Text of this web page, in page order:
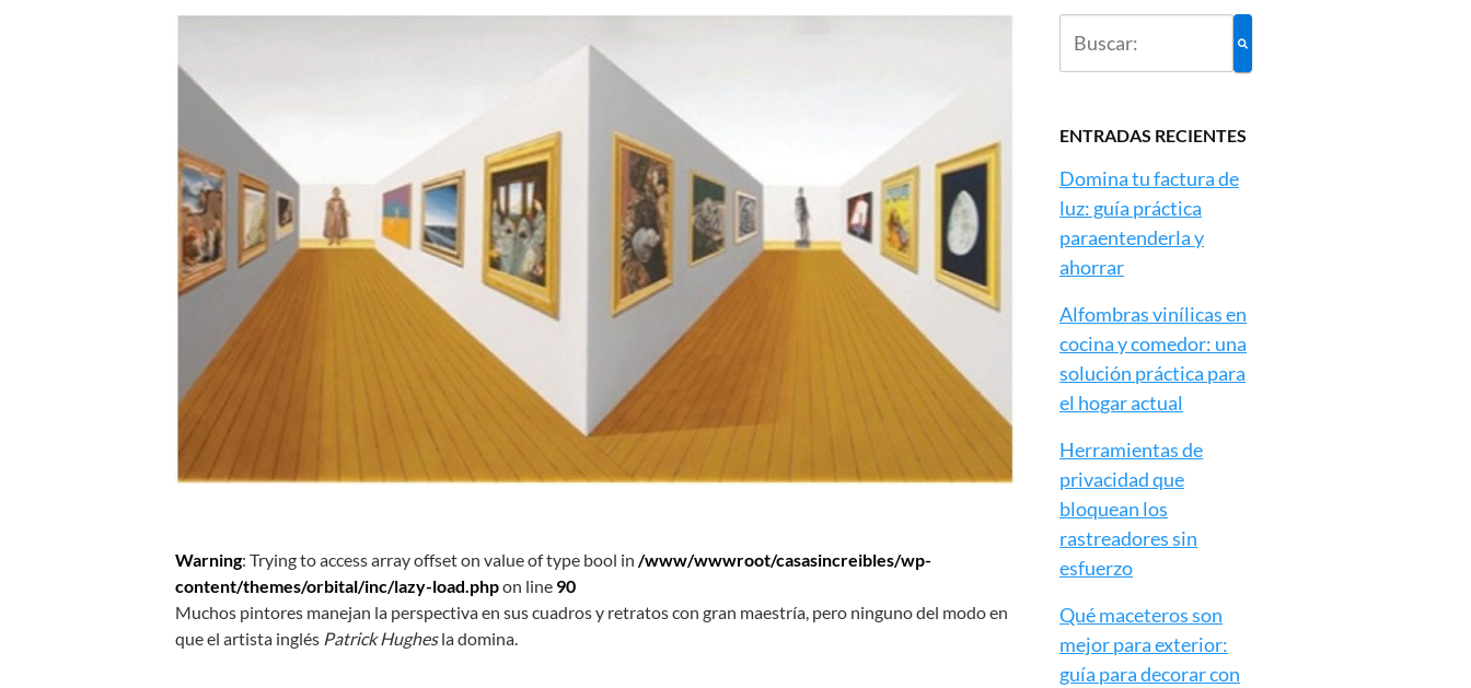
Warning: Trying to access array offset on value of type bool in /www/wwwroot/casasincreibles/wp-
content/themes/orbital/inc/lazy-load.phpon line 90
Muchos pintores manejan la perspectiva en sus cuadros y retratos con gran maestría, pero ninguno del modo en
que el artista inglés Patrick Hughesla domina.
ENTRADAS RECIENTES
Domina tu factura de
luz: guía práctica
paraentenderla y
ahorrar
Alfombras vinílicas en
cocina y comedor: una
solución práctica para
el hogar actual
Herramientas de
privacidad que
bloquean los
rastreadores sin
esfuerzo
Qué maceteros son
mejor para exterior:
guía para decorar con